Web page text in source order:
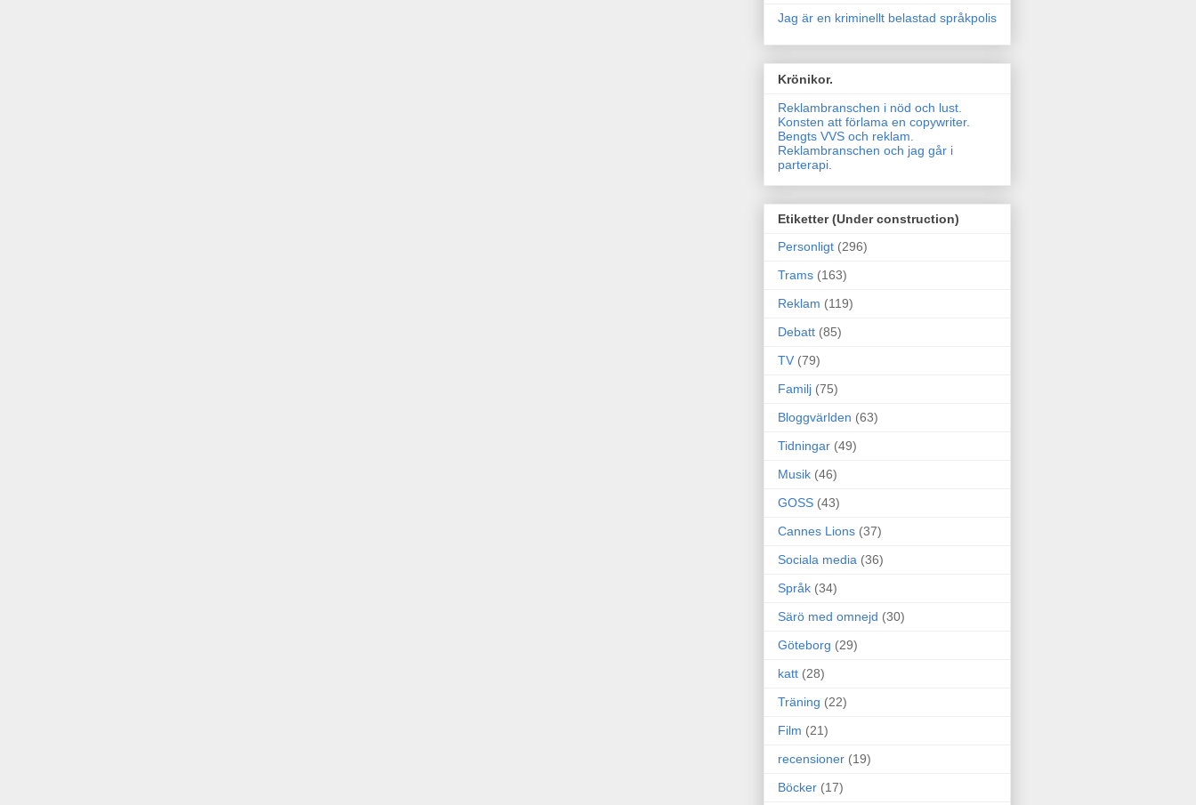
Jag är en kriminellt belastad språkpolis
Krönikor.
Reklambranschen i nöd och lust.
Konsten att förlama en copywriter.
Bengts VVS och reklam.
Reklambranschen och jag går i
parterapi.
Etiketter (Under construction)
Personligt (296)
Trams (163)
Reklam (119)
Debatt (85)
TV (79)
Familj (75)
Bloggvärlden (63)
Tidningar (49)
Musik (46)
GOSS (43)
Cannes Lions (37)
Sociala media (36)
Språk (34)
Särö med omnejd (30)
Göteborg (29)
katt (28)
Träning (22)
Film (21)
recensioner (19)
Böcker (17)